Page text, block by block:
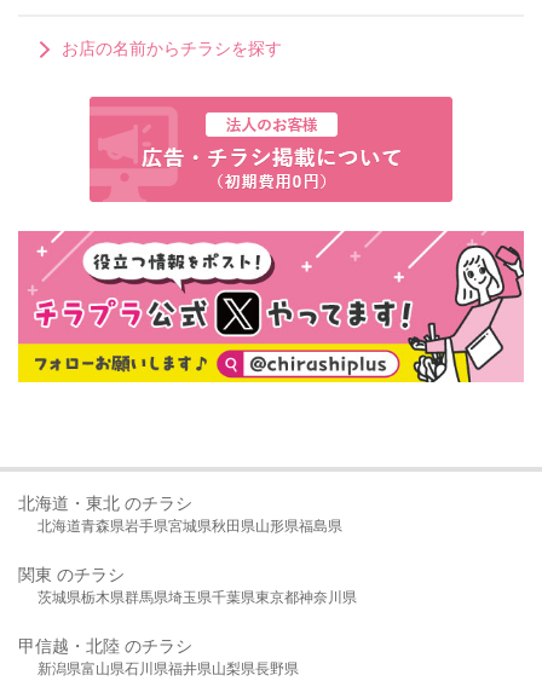
お店の名前からチラシを探す
北海道・東北 のチラシ
北海道青森県岩手県宮城県秋田県山形県福島県
関東 のチラシ
茨城県栃木県群馬県埼玉県千葉県東京都神奈川県
甲信越・北陸 のチラシ
新潟県富山県石川県福井県山梨県長野県